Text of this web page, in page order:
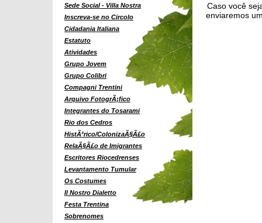
Sede Social - Villa Nostra
Inscreva-se no Circolo
Cidadania Italiana
Estatuto
Atividades
Grupo Jovem
Grupo Colibri
Compagni Trentini
Arquivo FotogrÃ¡fico
Integrantes do Tosarami
Rio dos Cedros
HistÃ³rico/ColonizaÃ§Ã£o
RelaÃ§Ã£o de Imigrantes
Escritores Riocedrenses
Levantamento Tumular
Os Costumes
Il Nostro Dialetto
Festa Trentina
Sobrenomes
Caso você
enviaremos